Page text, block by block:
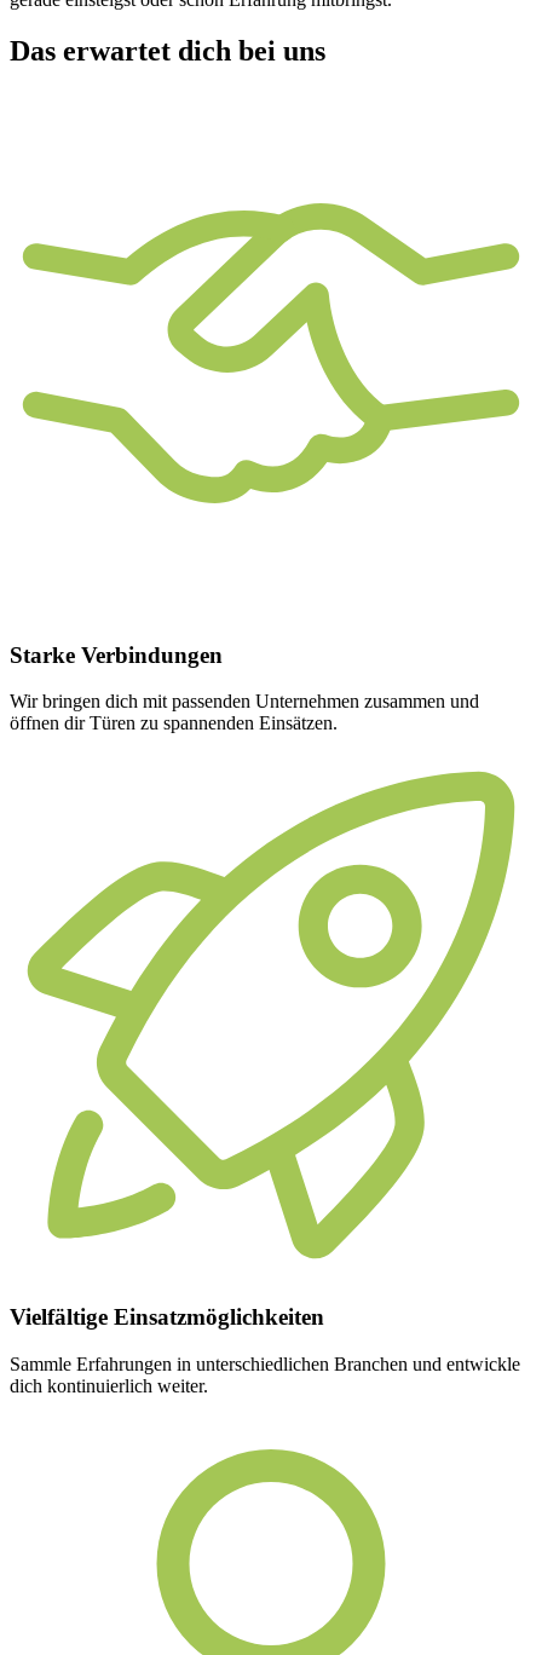
Das erwartet dich bei uns
Starke Verbindungen
Wir bringen dich mit passenden Unternehmen zusammen und
öffnen dir Türen zu spannenden Einsätzen.
Vielfältige Einsatzmöglichkeiten
Sammle Erfahrungen in unterschiedlichen Branchen und entwickle
dich kontinuierlich weiter.